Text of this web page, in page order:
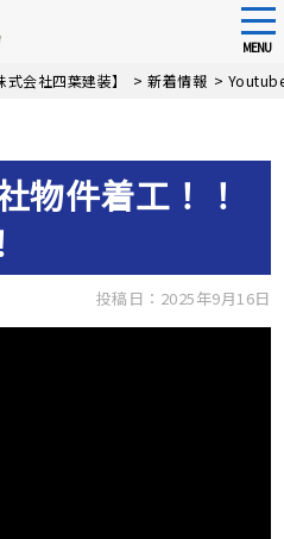
MENU
会社四葉建装】 >新着情報 >
物件着工！！
投稿日：2025年9月16日